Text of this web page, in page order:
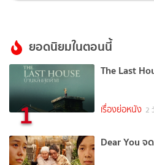
ยอดนิยมในตอนนี้
1
The Last
เรื่องย่อหนัง 2
Dear You